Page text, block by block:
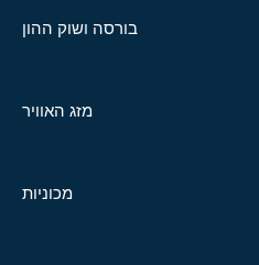
בורסה ושוק ההון
מזג האוויר
מכוניות